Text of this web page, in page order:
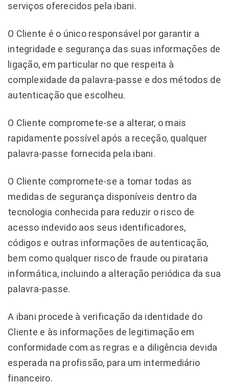
serviços oferecidos pela ibani.
O Cliente é o único responsável por garantir a
integridade e segurança das suas informações de
ligação, em particular no que respeita à
complexidade da palavra-passe e dos métodos de
autenticação que escolheu.
O Cliente compromete-se a alterar, o mais
rapidamente possível após a receção, qualquer
palavra-passe fornecida pela ibani.
O Cliente compromete-se a tomar todas as
medidas de segurança disponíveis dentro da
tecnologia conhecida para reduzir o risco de
acesso indevido aos seus identificadores,
códigos e outras informações de autenticação,
bem como qualquer risco de fraude ou pirataria
informática, incluindo a alteração periódica da sua
palavra-passe.
A ibani procede à verificação da identidade do
Cliente e às informações de legitimação em
conformidade com as regras e a diligência devida
esperada na profissão, para um intermediário
financeiro.